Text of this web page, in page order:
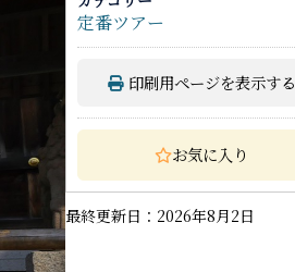
定番ツアー
印刷用ページを表示する
お気に入り
最終更新日：2026年8月2日